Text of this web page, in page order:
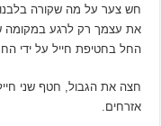
חש צער על מה שקורה
את עצמך רק לרגע במקומה
החל בחטיפת חייל על ידי
חצה את הגבול, חטף שני
אזרחים.